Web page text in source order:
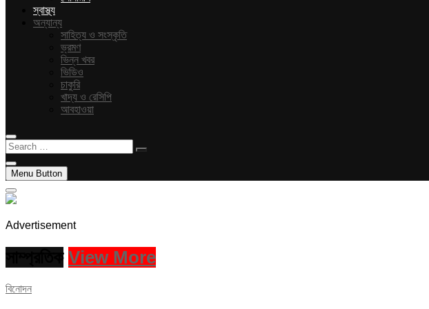
স্বাস্থ্য
অন্যান্য
সাহিত্য ও সংস্কৃতি
ভ্রমণ
ভিন্ন খবর
ভিডিও
চাকুরি
খাদ্য ও রেসিপি
আবহাওয়া
Search
…
Menu Button
Advertisement
View More
বিনোদন